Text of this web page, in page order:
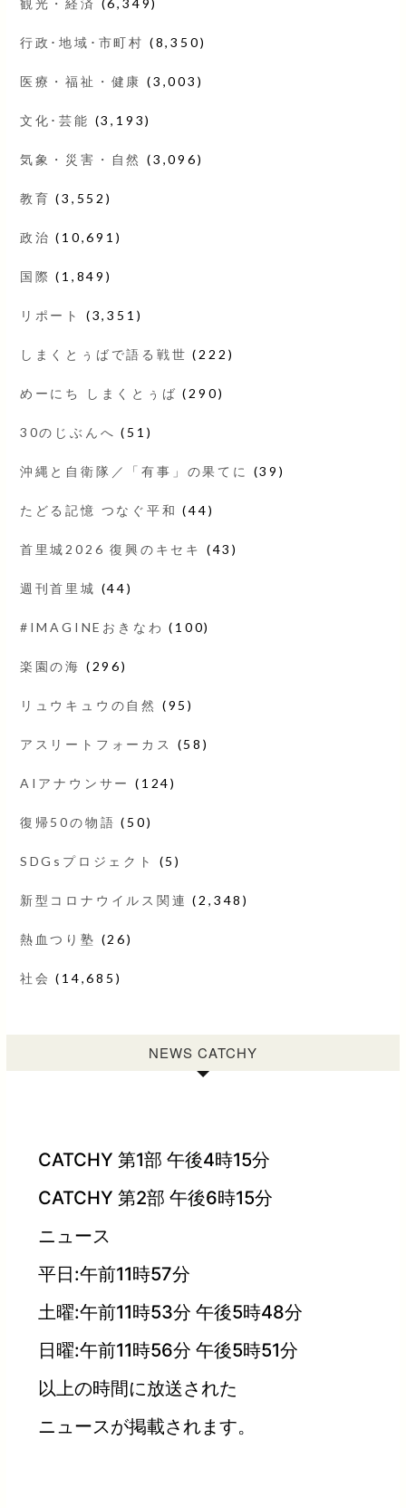
行政･地域･市町村 (8,350)
医療・福祉・健康 (3,003)
文化･芸能 (3,193)
気象・災害・自然 (3,096)
教育 (3,552)
政治 (10,691)
国際 (1,849)
リポート (3,351)
しまくとぅばで語る戦世 (222)
めーにち しまくとぅば (290)
30のじぶんへ (51)
沖縄と自衛隊／「有事」の果てに (39)
たどる記憶 つなぐ平和 (44)
首里城2026 復興のキセキ (43)
週刊首里城 (44)
#IMAGINEおきなわ (100)
楽園の海 (296)
リュウキュウの自然 (95)
アスリートフォーカス (58)
AIアナウンサー (124)
復帰50の物語 (50)
SDGsプロジェクト (5)
新型コロナウイルス関連 (2,348)
熱血つり塾 (26)
社会 (14,685)
NEWS CATCHY
CATCHY 第1部 午後4時15分
CATCHY 第2部 午後6時15分
ニュース
平日:午前11時57分
土曜:午前11時53分 午後5時48分
日曜:午前11時56分 午後5時51分
以上の時間に放送された
ニュースが掲載されます。